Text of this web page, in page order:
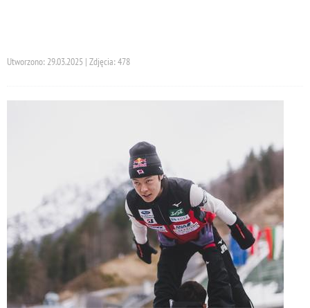
Utworzono: 29.03.2025 | Zdjęcia: 478